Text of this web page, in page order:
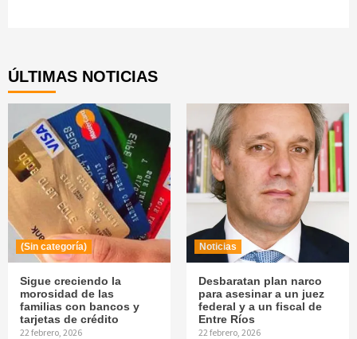
ÚLTIMAS NOTICIAS
(Sin categoría)
Sigue creciendo la
morosidad de las
familias con bancos y
tarjetas de crédito
22 febrero, 2026
Noticias
Desbaratan plan narco
para asesinar a un juez
federal y a un fiscal de
Entre Ríos
22 febrero, 2026